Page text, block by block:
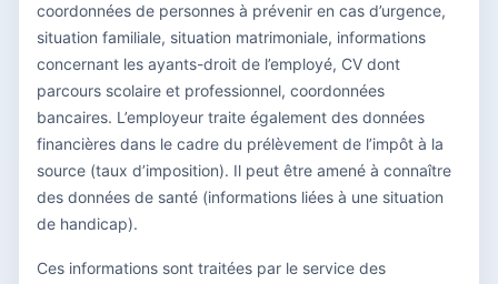
coordonnées de personnes à prévenir en cas d’urgence,
situation familiale, situation matrimoniale, informations
concernant les ayants-droit de l’employé, CV dont
parcours scolaire et professionnel, coordonnées
bancaires. L’employeur traite également des données
financières dans le cadre du prélèvement de l’impôt à la
source (taux d’imposition). Il peut être amené à connaître
des données de santé (informations liées à une situation
de handicap).
Ces informations sont traitées par le service des